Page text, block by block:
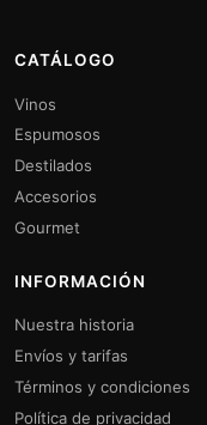
CATÁLOGO
Vinos
Espumosos
Destilados
Accesorios
Gourmet
INFORMACIÓN
Nuestra historia
Envíos y tarifas
Términos y condiciones
Política de privacidad